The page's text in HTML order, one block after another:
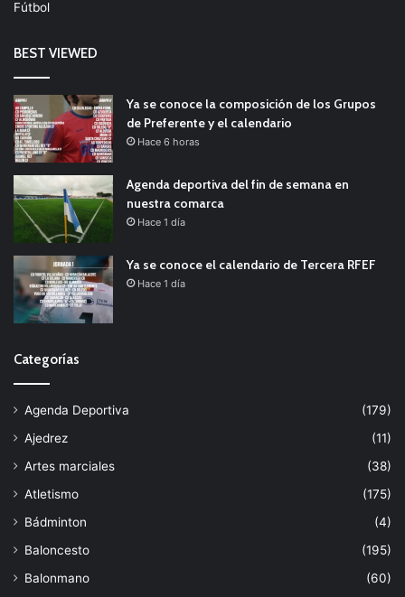
Fútbol
BEST VIEWED
Ya se conoce la composición de los Grupos
de Preferente y el calendario
Hace 6 horas
Agenda deportiva del fin de semana en
nuestra comarca
Hace 1 día
Ya se conoce el calendario de Tercera RFEF
Hace 1 día
Categorías
Agenda Deportiva
(179)
Ajedrez
(11)
Artes marciales
(38)
Atletismo
(175)
Bádminton
(4)
Baloncesto
(195)
Balonmano
(60)